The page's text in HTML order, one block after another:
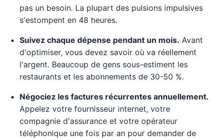
pas un besoin. La plupart des pulsions impulsives
s'estompent en 48 heures.
Suivez chaque dépense pendant un mois. Avant
d'optimiser, vous devez savoir où va réellement
l'argent. Beaucoup de gens sous-estiment les
restaurants et les abonnements de 30-50 %.
Négociez les factures récurrentes annuellement.
Appelez votre fournisseur internet, votre
compagnie d'assurance et votre opérateur
téléphonique une fois par an pour demander de